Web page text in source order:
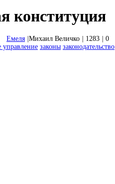
конституция
Емеля Михаил Величко 1283
0
управление законы законодательство